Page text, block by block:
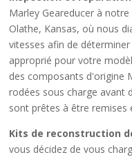
Marley Geareducer à
Olathe, Kansas, où nous
vitesses afin de
approprié pour votre
des composants d'origine
rodées sous charge avant
sont prêtes à être remises
Kits de reconstruction
vous décidez de vous